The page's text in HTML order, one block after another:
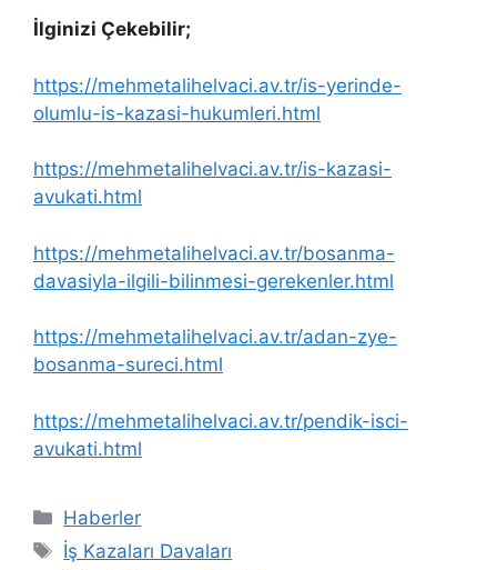
İlginizi Çekebilir;
https://mehmetalihelvaci.av.tr/is-yerinde-
olumlu-is-kazasi-hukumleri.html
https://mehmetalihelvaci.av.tr/is-kazasi-
avukati.html
https://mehmetalihelvaci.av.tr/bosanma-
davasiyla-ilgili-bilinmesi-gerekenler.html
https://mehmetalihelvaci.av.tr/adan-zye-
bosanma-sureci.html
https://mehmetalihelvaci.av.tr/pendik-isci-
avukati.html
Kategoriler
Haberler
Etiketler
İş Kazaları Davaları